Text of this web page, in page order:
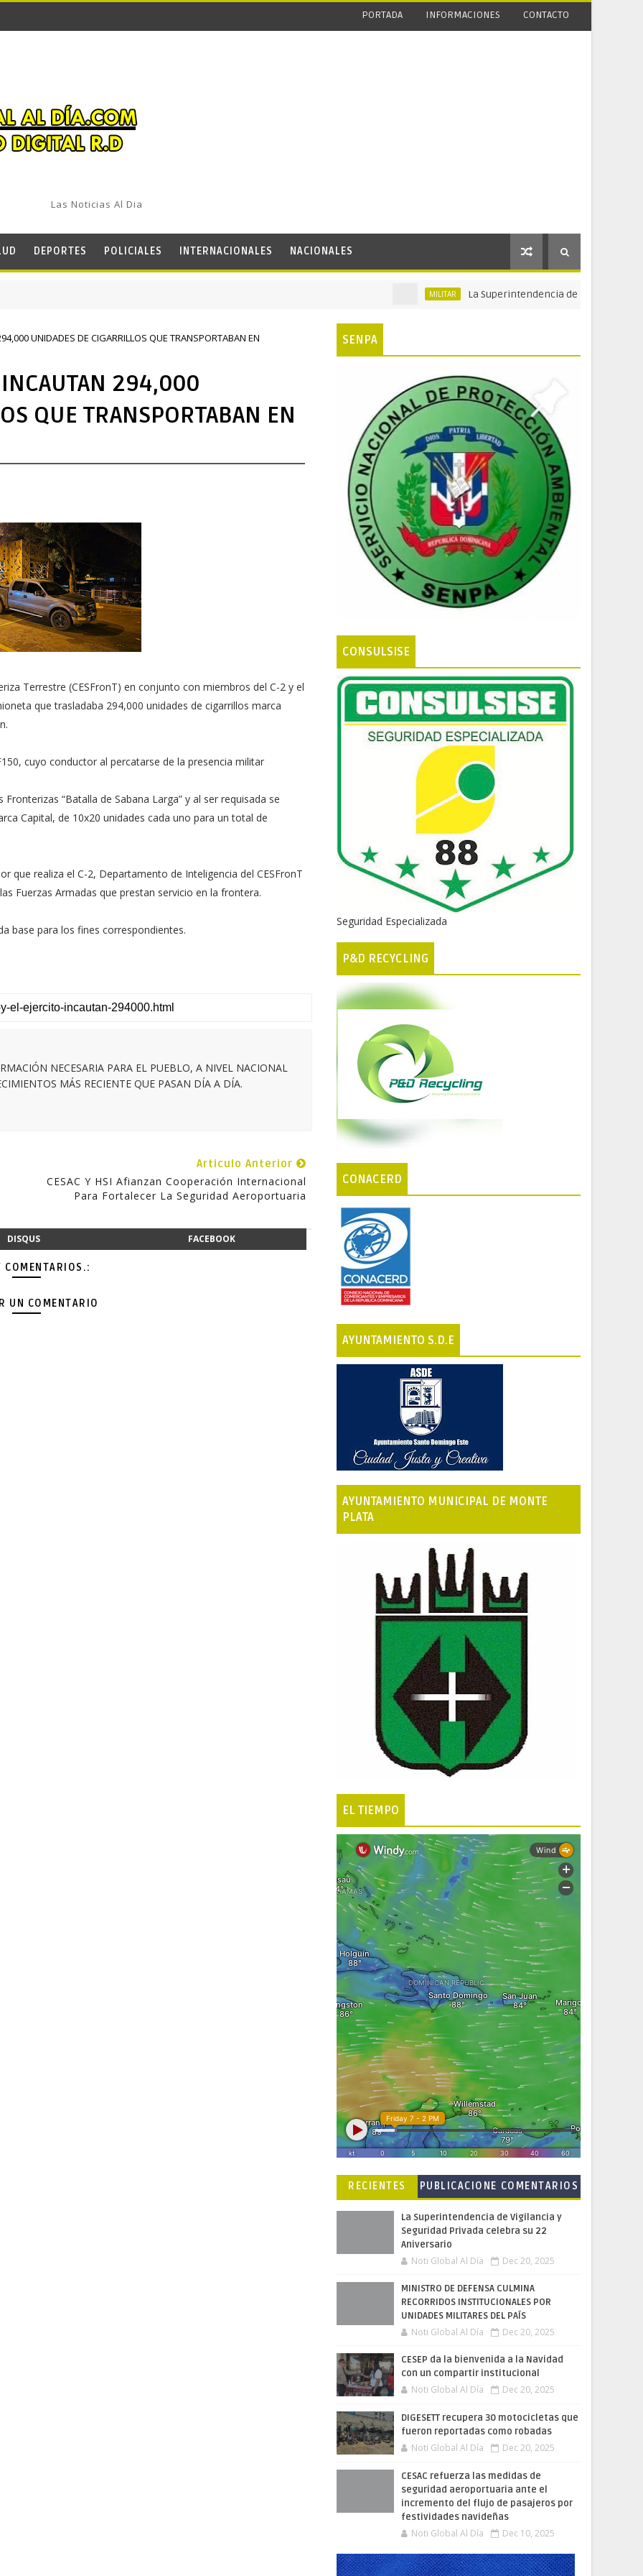
PORTADA INFORMACIONES CONTACTO
Las Noticias Al Dia
DEPORTES POLICIALES INTERNACIONALES NACIONALES
La Superintendencia de Vigilancia y
UNIDADES DE CIGARRILLOS QUE TRANSPORTABAN EN
INCAUTAN 294,000
QUE TRANSPORTABAN EN
Terrestre (CESFronT) en conjunto con miembros del C-2 y el
que trasladaba 294,000 unidades de cigarrillos marca
cuyo conductor al percatarse de la presencia militar
“Batalla de Sabana Larga” y al ser requisada se
Capital, de 10x20 unidades cada uno para un total de
que realiza el C-2, Departamento de Inteligencia del CESFronT
Fuerzas Armadas que prestan servicio en la frontera.
base para los fines correspondientes.
NECESARIA PARA EL PUEBLO, A NIVEL NACIONAL
MÁS RECIENTE QUE PASAN DÍA A DÍA.
Articulo Anterior
CESAC Y HSI Afianzan Cooperación Internacional
Para Fortalecer La Seguridad Aeroportuaria
DISQUS FACEBOOK
COMENTARIOS.:
UN COMENTARIO
SENPA
CONSULSISE
Seguridad Especializada
P&D RECYCLING
CONACERD
AYUNTAMIENTO S.D.E
AYUNTAMIENTO MUNICIPAL DE MONTE
PLATA
EL TIEMPO
RECIENTES
PUBLICACIONE COMENTARIOS
La Superintendencia de Vigilancia y
Seguridad Privada celebra su 22
Aniversario
Noti Global Al Día Dec 20, 2025
MINISTRO DE DEFENSA CULMINA
RECORRIDOS INSTITUCIONALES POR
UNIDADES MILITARES DEL PAÍS
Noti Global Al Día Dec 20, 2025
CESEP da la bienvenida a la Navidad
con un compartir institucional
Noti Global Al Día Dec 20, 2025
DIGESETT recupera 30 motocicletas que
fueron reportadas como robadas
Noti Global Al Día Dec 20, 2025
CESAC refuerza las medidas de
seguridad aeroportuaria ante el
incremento del flujo de pasajeros por
festividades navideñas
Noti Global Al Día Dec 10, 2025